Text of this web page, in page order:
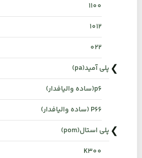
1100
1012
022
پلی آمید(pa)
p6(ساده والیافدار)
P66 (ساده والیافدار)
پلی استال(pom)
K300